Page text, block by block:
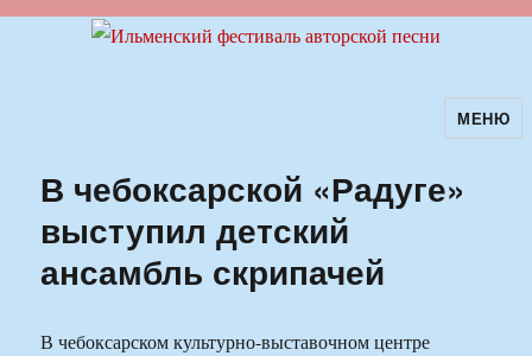
Ильменский фестиваль авторскойМЕНЮ
В чебоксарской «Радуге»
выступил детский
ансамбль скрипачей
В чебоксарском культурно-выставочном центре